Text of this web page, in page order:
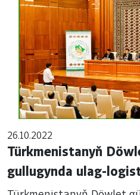
26.10.2022
Türkmenistanyň
gullugynda ulag-
ösdürmek boýunça